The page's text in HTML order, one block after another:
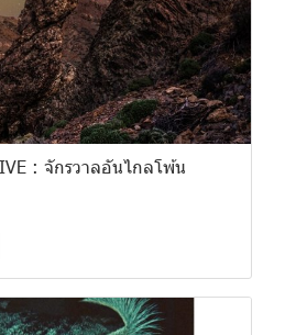
: จักรวาลอันไกลโพ้น